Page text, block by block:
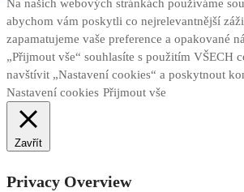
Na našich webových stránkách používáme
abychom vám poskytli co nejrelevantnější
zapamatujeme vaše preference a opakované
„Přijmout vše“ souhlasíte s použitím VŠECH
navštívit „Nastavení cookies“ a poskytnout
Nastavení cookies Přijmout vše
Zavřít
Privacy Overview